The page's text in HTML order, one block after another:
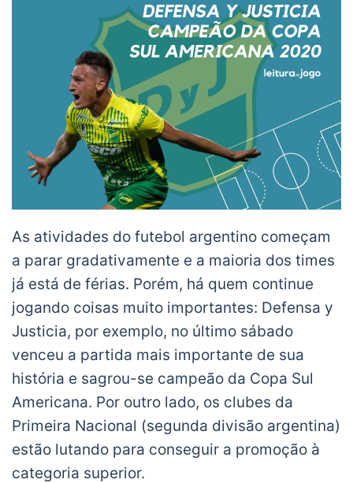
As atividades do futebol argentino começam
a parar gradativamente e a maioria dos times
já está de férias. Porém, há quem continue
jogando coisas muito importantes: Defensa y
Justicia, por exemplo, no último sábado
venceu a partida mais importante de sua
história e sagrou-se campeão da Copa Sul
Americana. Por outro lado, os clubes da
Primeira Nacional (segunda divisão argentina)
estão lutando para conseguir a promoção à
categoria superior.